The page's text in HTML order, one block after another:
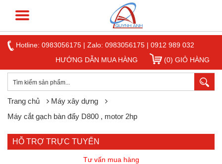
Hotline: 0983056175 | Zalo: 0983056175 | 0912 989 032
HƯỚNG DẪN MUA HÀNG
(0) GIỎ HÀNG
Trang chủ
Máy xây dựng
Máy cắt gạch bàn đẩy D800 , motor 2hp
HỖ TRỢ TRỰC TUYẾN
Tư vấn mua hàng